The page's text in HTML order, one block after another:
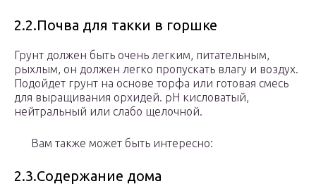
2.2.Почва для такки в горшке
Грунт должен быть очень легким, питательным,
рыхлым, он должен легко пропускать влагу и воздух.
Подойдет грунт на основе торфа или готовая смесь
для выращивания орхидей. рН кисловатый,
нейтральный или слабо щелочной.
Вам также может быть интересно:
2.3.Содержание дома